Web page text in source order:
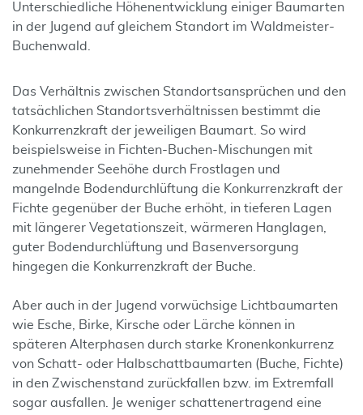
Unterschiedliche Höhenentwicklung einiger Baumarten
in der Jugend auf gleichem Standort im Waldmeister-
Buchenwald.
Das Verhältnis zwischen Standortsansprüchen und den
tatsächlichen Standortsverhältnissen bestimmt die
Konkurrenzkraft der jeweiligen Baumart. So wird
beispielsweise in Fichten-Buchen-Mischungen mit
zunehmender Seehöhe durch Frostlagen und
mangelnde Bodendurchlüftung die Konkurrenzkraft der
Fichte gegenüber der Buche erhöht, in tieferen Lagen
mit längerer Vegetationszeit, wärmeren Hanglagen,
guter Bodendurchlüftung und Basenversorgung
hingegen die Konkurrenzkraft der Buche.
Aber auch in der Jugend vorwüchsige Lichtbaumarten
wie Esche, Birke, Kirsche oder Lärche können in
späteren Alterphasen durch starke Kronenkonkurrenz
von Schatt- oder Halbschattbaumarten (Buche, Fichte)
in den Zwischenstand zurückfallen bzw. im Extremfall
sogar ausfallen. Je weniger schattenertragend eine